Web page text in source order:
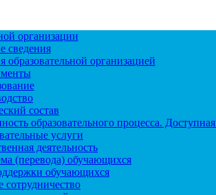
организации
сведения
организацией
состав
образовательного процесса. Доступная
услуги
деятельность
(перевода) обучающихся
обучающихся